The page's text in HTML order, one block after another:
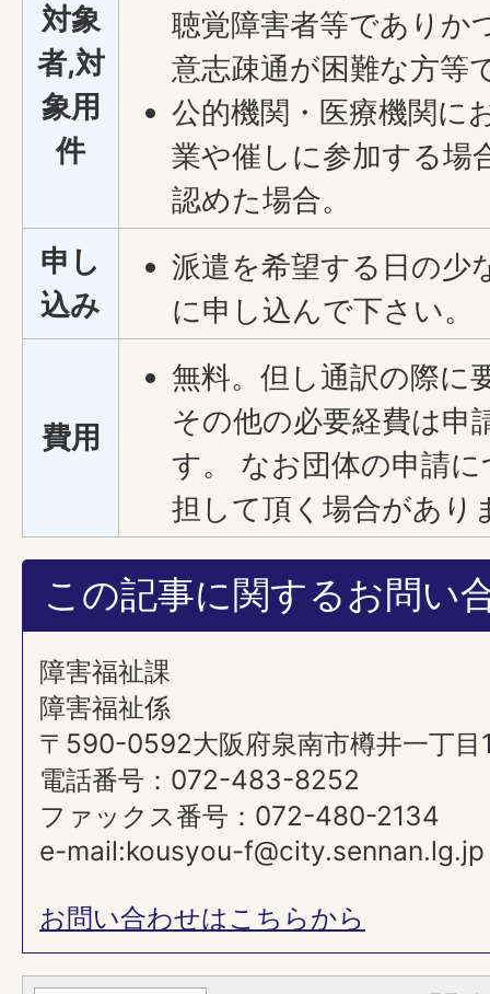
対象
者,対
象用
件
聴覚障害者等でありか
意志疎通が困難な方等
公的機関・医療機関に
業や催しに参加する場
認めた場合。
申し
込み
派遣を希望する日の少
に申し込んで下さい。
費用
無料。但し通訳の際に
その他の必要経費は申
す。 なお団体の申請
担して頂く場合があり
この記事に関するお問い
障害福祉課
障害福祉係
〒590-0592大阪府泉南市樽井一丁目
電話番号：072-483-8252
ファックス番号：072-480-2134
e-mail:kousyou-f@city.sennan.lg.jp
お問い合わせはこちらから